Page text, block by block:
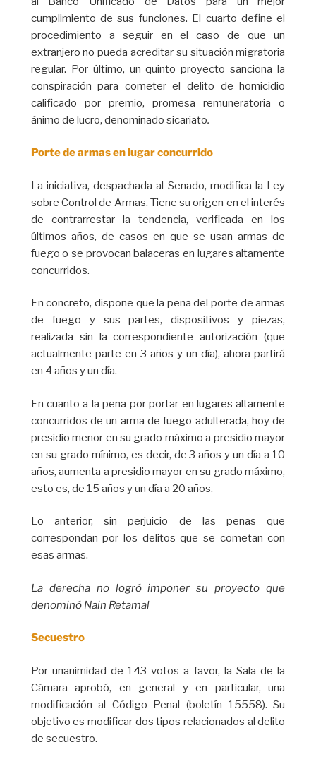
cumplimiento de sus funciones. El cuarto define el
procedimiento a seguir en el caso de que un
extranjero no pueda acreditar su situación migratoria
regular. Por último, un quinto proyecto sanciona la
conspiración para cometer el delito de homicidio
calificado por premio, promesa remuneratoria o
ánimo de lucro, denominado sicariato.
Porte de armas en lugar concurrido
La iniciativa, despachada al Senado, modifica la Ley
sobre Control de Armas. Tiene su origen en el interés
de contrarrestar la tendencia, verificada en los
últimos años, de casos en que se usan armas de
fuego o se provocan balaceras en lugares altamente
concurridos.
En concreto, dispone que la pena del porte de armas
de fuego y sus partes, dispositivos y piezas,
realizada sin la correspondiente autorización (que
actualmente parte en 3 años y un día), ahora partirá
en 4 años y un día.
En cuanto a la pena por portar en lugares altamente
concurridos de un arma de fuego adulterada, hoy de
presidio menor en su grado máximo a presidio mayor
en su grado mínimo, es decir, de 3 años y un día a 10
años, aumenta a presidio mayor en su grado máximo,
esto es, de 15 años y un día a 20 años.
Lo anterior, sin perjuicio de las penas que
correspondan por los delitos que se cometan con
esas armas.
La derecha no logró imponer su proyecto que
denominó Nain Retamal
Secuestro
Por unanimidad de 143 votos a favor, la Sala de la
Cámara aprobó, en general y en particular, una
modificación al Código Penal (boletín 15558). Su
objetivo es modificar dos tipos relacionados al delito
de secuestro.